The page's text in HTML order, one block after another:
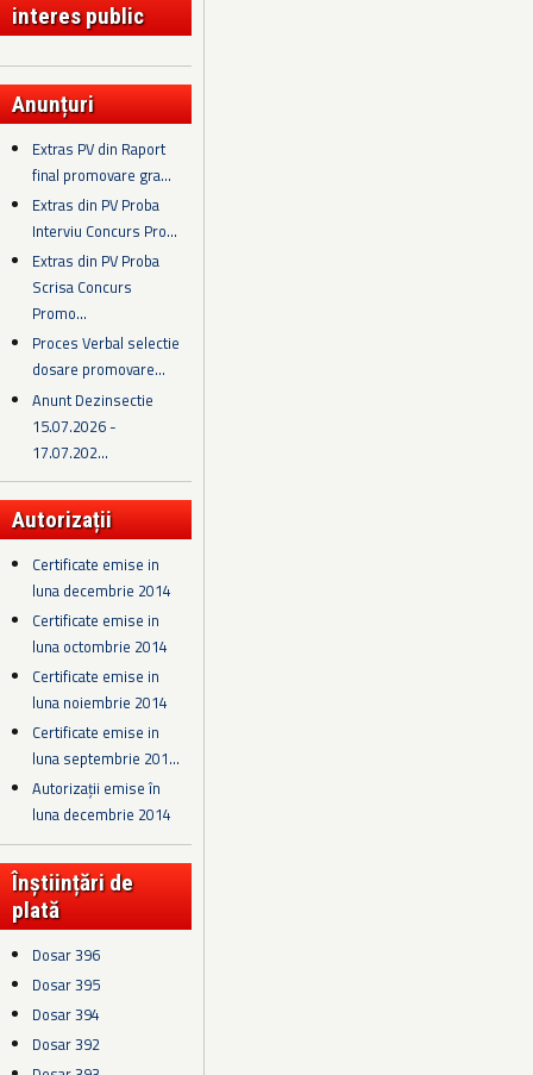
interes public
Anunțuri
Extras PV din Raport
final promovare gra...
Extras din PV Proba
Interviu Concurs Pro...
Extras din PV Proba
Scrisa Concurs
Promo...
Proces Verbal selectie
dosare promovare...
Anunt Dezinsectie
15.07.2026 -
17.07.202...
Autorizații
Certificate emise in
luna decembrie 2014
Certificate emise in
luna octombrie 2014
Certificate emise in
luna noiembrie 2014
Certificate emise in
luna septembrie 201...
Autorizații emise în
luna decembrie 2014
Înștiințări de
plată
Dosar 396
Dosar 395
Dosar 394
Dosar 392